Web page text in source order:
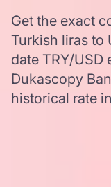
Get the exact
Turkish liras to
date TRY/USD
Dukascopy
historical rate